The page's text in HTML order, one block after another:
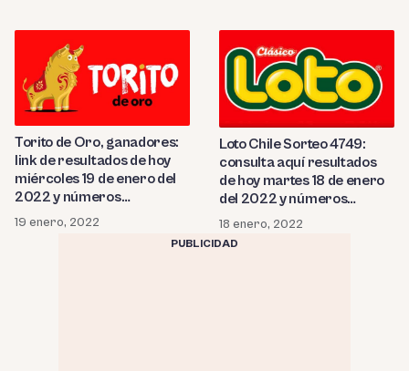
Torito de Oro, ganadores:
link de resultados de hoy
miércoles 19 de enero del
2022 y números
ganadores
19 enero, 2022
Loto Chile Sorteo 4749:
consulta aquí resultados
de hoy martes 18 de enero
del 2022 y números
ganadores de la Polla
18 enero, 2022
PUBLICIDAD